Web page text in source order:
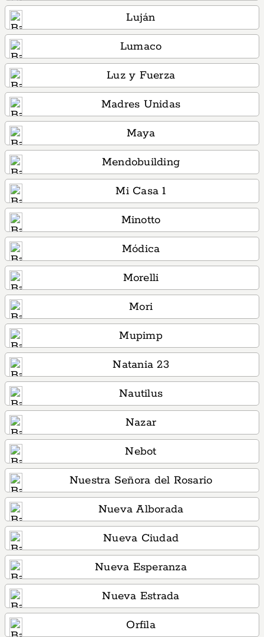
Luján
Lumaco
Luz y Fuerza
Madres Unidas
Maya
Mendobuilding
Mi Casa 1
Minotto
Módica
Morelli
Mori
Mupimp
Natania 23
Nautilus
Nazar
Nebot
Nuestra Señora del Rosario
Nueva Alborada
Nueva Ciudad
Nueva Esperanza
Nueva Estrada
Orfila